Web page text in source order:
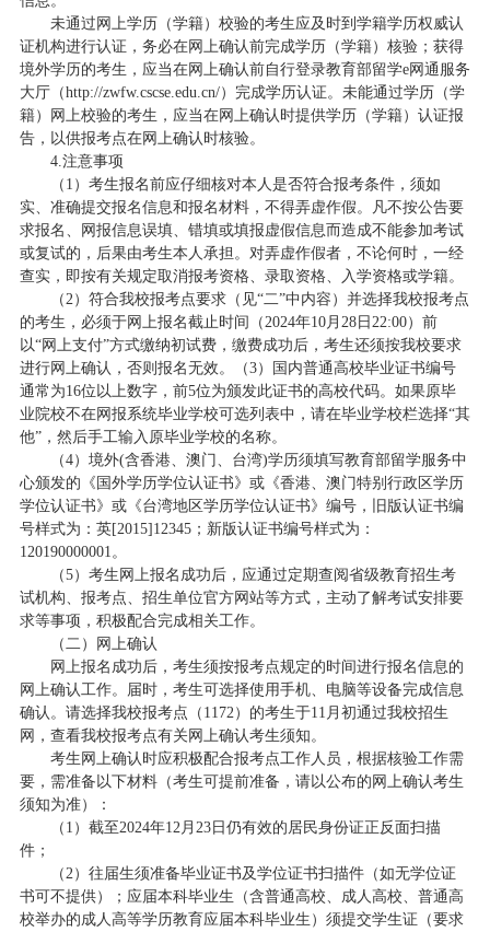
未通过网上学历（学籍）校验的考生应及时到学籍学历权威认
证机构进行认证，务必在网上确认前完成学历（学籍）核验；获得
境外学历的考生，应当在网上确认前自行登录教育部留学e网通服务
大厅（http://zwfw.cscse.edu.cn/）完成学历认证。未能通过学历（学
籍）网上校验的考生，应当在网上确认时提供学历（学籍）认证报
告，以供报考点在网上确认时核验。
4.注意事项
（1）考生报名前应仔细核对本人是否符合报考条件，须如
实、准确提交报名信息和报名材料，不得弄虚作假。凡不按公告要
求报名、网报信息误填、错填或填报虚假信息而造成不能参加考试
或复试的，后果由考生本人承担。对弄虚作假者，不论何时，一经
查实，即按有关规定取消报考资格、录取资格、入学资格或学籍。
（2）符合我校报考点要求（见“二”中内容）并选择我校报考点
的考生，必须于网上报名截止时间（2024年10月28日22:00）前
以“网上支付”方式缴纳初试费，缴费成功后，考生还须按我校要求
进行网上确认，否则报名无效。（3）国内普通高校毕业证书编号
通常为16位以上数字，前5位为颁发此证书的高校代码。如果原毕
业院校不在网报系统毕业学校可选列表中，请在毕业学校栏选择“其
他”，然后手工输入原毕业学校的名称。
（4）境外(含香港、澳门、台湾)学历须填写教育部留学服务中
心颁发的《国外学历学位认证书》或《香港、澳门特别行政区学历
学位认证书》或《台湾地区学历学位认证书》编号，旧版认证书编
号样式为：英[2015]12345；新版认证书编号样式为：
120190000001。
（5）考生网上报名成功后，应通过定期查阅省级教育招生考
试机构、报考点、招生单位官方网站等方式，主动了解考试安排要
求等事项，积极配合完成相关工作。
（二）网上确认
网上报名成功后，考生须按报考点规定的时间进行报名信息的
网上确认工作。届时，考生可选择使用手机、电脑等设备完成信息
确认。请选择我校报考点（1172）的考生于11月初通过我校招生
网，查看我校报考点有关网上确认考生须知。
考生网上确认时应积极配合报考点工作人员，根据核验工作需
要，需准备以下材料（考生可提前准备，请以公布的网上确认考生
须知为准）：
（1）截至2024年12月23日仍有效的居民身份证正反面扫描
件；
（2）往届生须准备毕业证书及学位证书扫描件（如无学位证
书可不提供）；应届本科毕业生（含普通高校、成人高校、普通高
校举办的成人高等学历教育应届本科毕业生）须提交学生证（要求